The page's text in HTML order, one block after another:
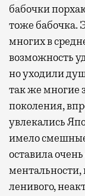
бабочки
тоже бабочка.
многих в
возможность
но уходили
так же многие
поколения,
увлекались
имело
оставила
ментальности,
ленивого,